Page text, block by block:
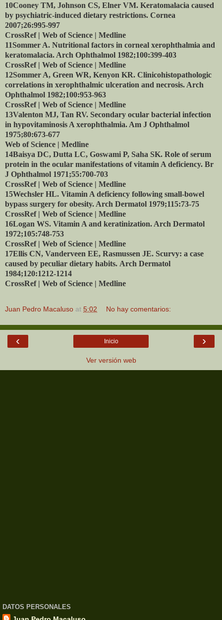
10Cooney TM, Johnson CS, Elner VM. Keratomalacia caused
by psychiatric-induced dietary restrictions. Cornea
2007;26:995-997
CrossRef | Web of Science | Medline
11Sommer A. Nutritional factors in corneal xerophthalmia and
keratomalacia. Arch Ophthalmol 1982;100:399-403
CrossRef | Web of Science | Medline
12Sommer A, Green WR, Kenyon KR. Clinicohistopathologic
correlations in xerophthalmic ulceration and necrosis. Arch
Ophthalmol 1982;100:953-963
CrossRef | Web of Science | Medline
13Valenton MJ, Tan RV. Secondary ocular bacterial infection
in hypovitaminosis A xerophthalmia. Am J Ophthalmol
1975;80:673-677
Web of Science | Medline
14Baisya DC, Dutta LC, Goswami P, Saha SK. Role of serum
protein in the ocular manifestations of vitamin A deficiency. Br
J Ophthalmol 1971;55:700-703
CrossRef | Web of Science | Medline
15Wechsler HL. Vitamin A deficiency following small-bowel
bypass surgery for obesity. Arch Dermatol 1979;115:73-75
CrossRef | Web of Science | Medline
16Logan WS. Vitamin A and keratinization. Arch Dermatol
1972;105:748-753
CrossRef | Web of Science | Medline
17Ellis CN, Vanderveen EE, Rasmussen JE. Scurvy: a case
caused by peculiar dietary habits. Arch Dermatol
1984;120:1212-1214
CrossRef | Web of Science | Medline
Juan Pedro Macaluso at 5:02 No hay comentarios:
‹ ›
Inicio
Ver versión web
DATOS PERSONALES